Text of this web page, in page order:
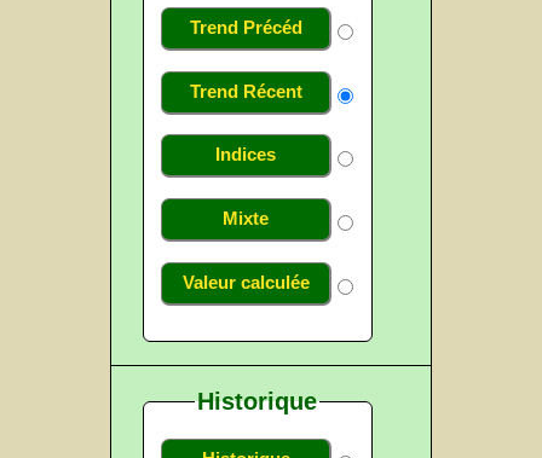
Trend Précéd
Trend Récent
Indices
Mixte
Valeur calculée
Historique